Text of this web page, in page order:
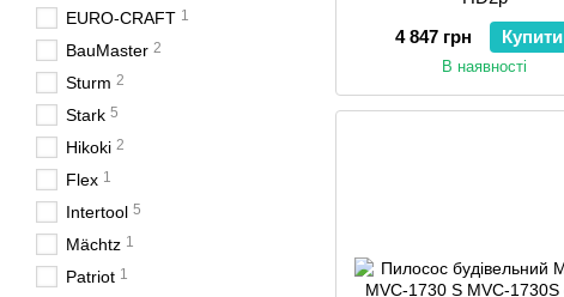
4 847 грн
Купити
В наявності
EURO-CRAFT 1
BauMaster 2
Sturm 2
Stark 5
Hikoki 2
Flex 1
Intertool 5
Mächtz 1
Patriot 1